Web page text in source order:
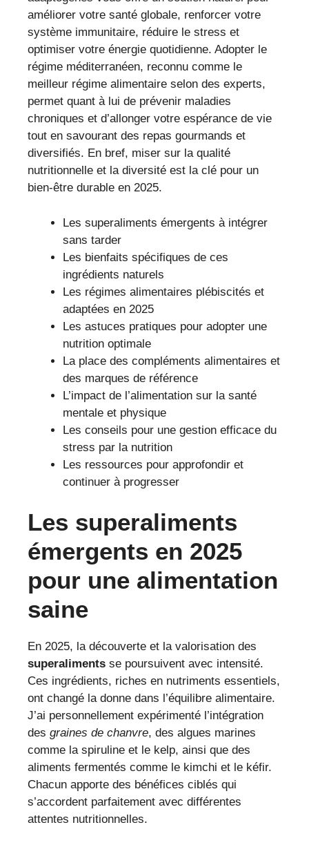
améliorer votre santé globale, renforcer votre
système immunitaire, réduire le stress et
optimiser votre énergie quotidienne. Adopter le
régime méditerranéen, reconnu comme le
meilleur régime alimentaire selon des experts,
permet quant à lui de prévenir maladies
chroniques et d’allonger votre espérance de vie
tout en savourant des repas gourmands et
diversifiés. En bref, miser sur la qualité
nutritionnelle et la diversité est la clé pour un
bien-être durable en 2025.
Les superaliments émergents à intégrer
sans tarder
Les bienfaits spécifiques de ces
ingrédients naturels
Les régimes alimentaires plébiscités et
adaptées en 2025
Les astuces pratiques pour adopter une
nutrition optimale
La place des compléments alimentaires et
des marques de référence
L’impact de l’alimentation sur la santé
mentale et physique
Les conseils pour une gestion efficace du
stress par la nutrition
Les ressources pour approfondir et
continuer à progresser
Les superaliments
émergents en 2025
pour une alimentation
saine
En 2025, la découverte et la valorisation des
superaliments se poursuivent avec intensité.
Ces ingrédients, riches en nutriments essentiels,
ont changé la donne dans l’équilibre alimentaire.
J’ai personnellement expérimenté l’intégration
des graines de chanvre, des algues marines
comme la spiruline et le kelp, ainsi que des
aliments fermentés comme le kimchi et le kéfir.
Chacun apporte des bénéfices ciblés qui
s’accordent parfaitement avec différentes
attentes nutritionnelles.